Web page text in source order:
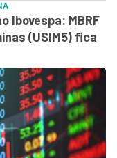
Ibovespa: MBRF
(USIM5) fica